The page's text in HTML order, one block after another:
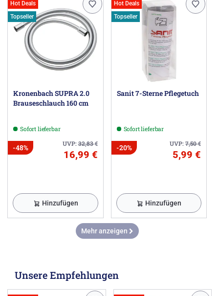
Hot Deals
Topseller
Kronenbach SUPRA 2.0
Brauseschlauch 160 cm
Sofort lieferbar
UVP:32,83€
-48%
16,99 €
Hinzufügen
Hot Deals
Topseller
Sanit 7-Sterne Pflegetuch
Sofort lieferbar
UVP:7,50€
-20%
5,99 €
Hinzufügen
Mehr anzeigen
Unsere Empfehlungen